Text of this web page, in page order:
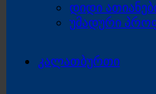
დიდი
უმადური
კალათბურთი